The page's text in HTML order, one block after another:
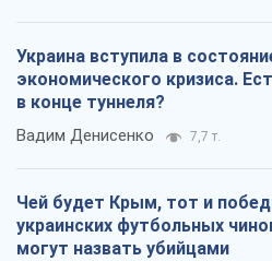
Украина вступила в
экономического кризиса.
в конце туннеля?
Вадим Денисенко 7,7 т.
Чей будет Крым, тот и
украинских футбольных
могут назвать убийцами